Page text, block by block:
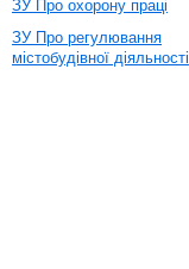
ЗУ Про охорону праці
ЗУ Про регулювання
містобудівної діяльності